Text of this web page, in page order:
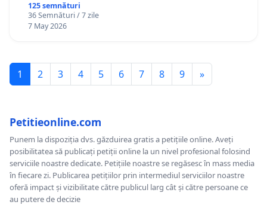
125 semnături
36 Semnături / 7 zile
7 May 2026
1 2 3 4 5 6 7 8 9 »
Petitieonline.com
Punem la dispoziția dvs. găzduirea gratis a petițiile online. Aveți
posibilitatea să publicați petiții online la un nivel profesional folosind
serviciile noastre dedicate. Petițiile noastre se regăsesc în mass media
în fiecare zi. Publicarea petițiilor prin intermediul serviciilor noastre
oferă impact și vizibilitate către publicul larg cât și către persoane ce
au putere de decizie